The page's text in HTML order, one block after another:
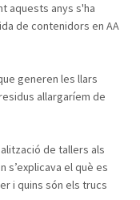
aquests anys s'ha
de contenidors en AA
generen les llars
allargaríem de
de tallers als
el què es
i quins són els trucs